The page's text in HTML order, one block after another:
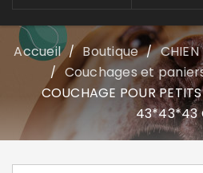
Accueil / Boutique / CHIEN
/ Couchages et
COUCHAGE POUR
43*43*43